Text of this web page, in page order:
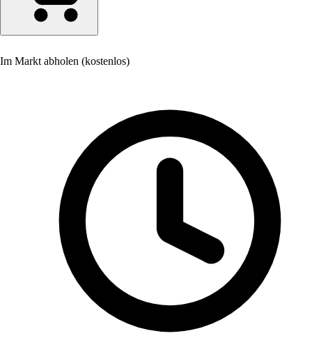
Im Markt abholen (kostenlos)